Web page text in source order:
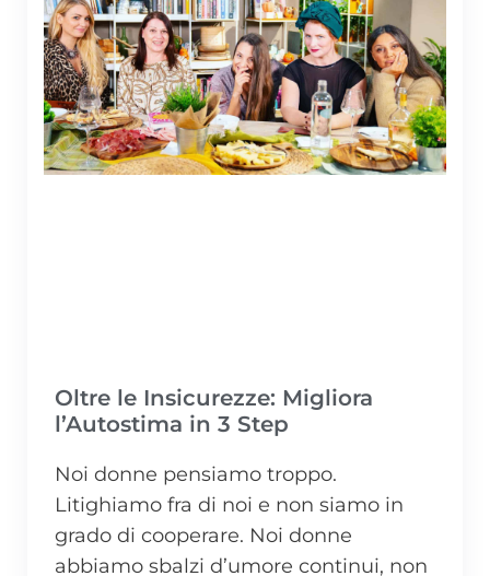
Oltre le Insicurezze: Migliora
l’Autostima in 3 Step
Noi donne pensiamo troppo.
Litighiamo fra di noi e non siamo in
grado di cooperare. Noi donne
abbiamo sbalzi d’umore continui, non